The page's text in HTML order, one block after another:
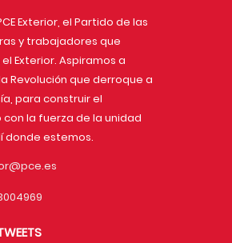
Exterior, el Partido de las
y trabajadores que
Exterior. Aspiramos a
Revolución que derroque a
para construir el
con la fuerza de la unidad
donde estemos.